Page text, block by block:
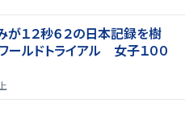
が１２秒６２の日本記録を樹
ドトライアル 女子１００